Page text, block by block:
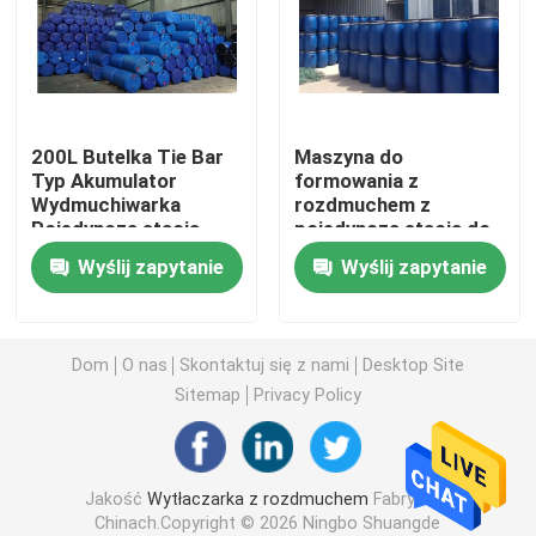
Rozdmuchiwarka HDPE
Maszyna do formowania z rozdmuchem o dużej
Ciągłe wytłaczanie z rozdmuchem
Akumulatorowa maszyna do rozdmuchiwania
Maszyna do formowania z rozdmuchem z podwójną
Plastikowa maszyna pomocnicza
200L Butelka Tie Bar
Typ Akumulator
Wydmuchiwarka
Pojedyncza stacja
Wyślij zapytanie
Maszyna do
formowania z
rozdmuchem z
pojedynczą stacją do
wiadra do układania
chemikaliów o
pojemności 200 litrów
Wyślij zapytanie
Dom O nas Skontaktuj się z nami
Desktop Site
Sitemap
Privacy Policy
Jakość Wytłaczarka z rozdmuchem Fabryka w
Chinach.Copyright © 2026 Ningbo Shuangde